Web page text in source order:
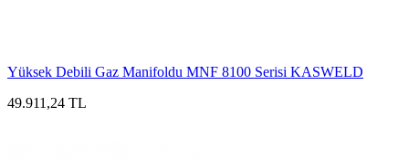
Yüksek Debili Gaz Manifoldu MNF 8100 Serisi KASWELD
49.911,24 TL